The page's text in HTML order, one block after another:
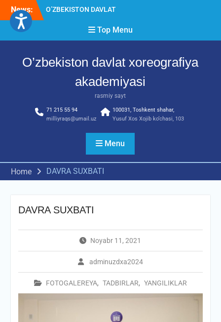
Skip
content
News:
O’ZBEKISTON DAVLAT
AKADEMIYASIDA
о‘tkazilgan kasbiy (ijodiy)
Diqqat e’lon!
imtihon jarayonlari
Top Menu
O’zbekiston davlat xoreografiya
akademiyasi
rasmiy sayt
71 215 55 94
milliyraqs@umail.uz
100031, Toshkent shahar,
Yusuf Xos Xojib ko‘chasi, 103
Menu
Home DAVRA SUXBATI
DAVRA SUXBATI
Noyabr 11, 2021
adminuzdxa2024
FOTOGALEREYA, TADBIRLAR, YANGILIKLAR